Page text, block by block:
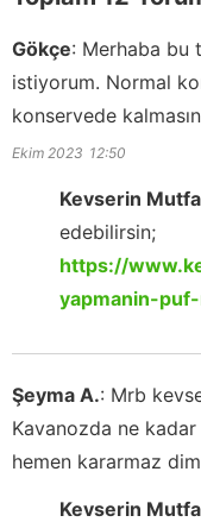
Gökçe: Merhaba bu
istiyorum. Normal
konservede
Ekim 2023 12:50
Kevserin
edebilirsin;
https://
yapmanin-
Şeyma A.: Mrb
Kavanozda ne kadar
hemen kararmaz
Kevserin